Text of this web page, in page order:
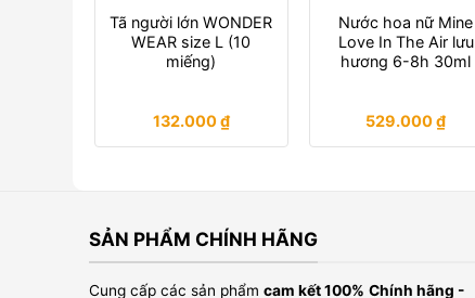
Tã người lớn WONDER
WEAR size L (10
miếng)
132.000₫
Nước hoa nữ Mine
Love In The Air lưu
hương 6-8h 30ml
529.000₫
SẢN PHẨM CHÍNH HÃNG
Cung cấp các sản phẩm cam kết 100% Chính hãng -